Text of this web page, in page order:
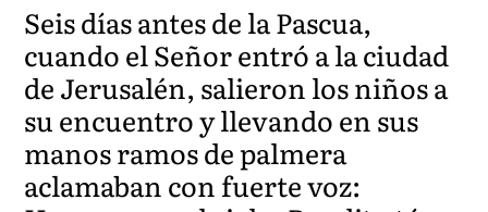
Seis días antes de la Pascua,
cuando el Señor entró a la ciudad
de Jerusalén, salieron los niños a
su encuentro y llevando en sus
manos ramos de palmera
aclamaban con fuerte voz: